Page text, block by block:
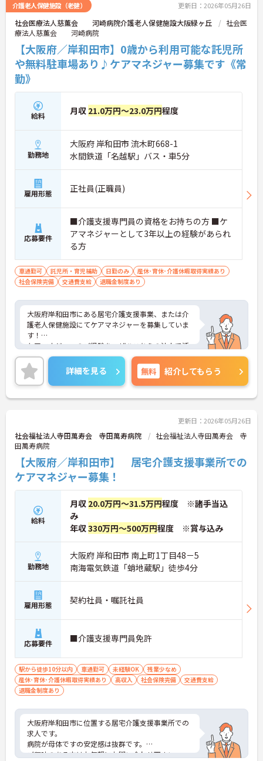
介護老人保健施設（老健） 更新日：2026年05月26日
社会医療法人慈薫会 河崎病院介護老人保健施設大阪緑ヶ丘
社会医
療法人慈薫会 河崎病院
【大阪府／岸和田市】0歳から利用可能な託児所
や無料駐車場あり♪ケアマネジャー募集です《常
勤》
給料 月収 21.0万円～23.0万円程度
勤務地
大阪府 岸和田市 流木町668-1
水間鉄道「名越駅」バス・車5分
雇用形態 正社員(正職員)
応募要件
■介護支援専門員の資格をお持ちの方 ■ケ
アマネジャーとして3年以上の経験があられ
る方
車通勤可 託児所・育児補助 日勤のみ
産休･育休･介護休暇取得実績あり
社会保険完備
交通費支給 退職金制度あり
大阪府岸和田市にある居宅介護支援事業、または介
護老人保健施設にてケアマネジャーを募集していま
す！
ケアマネジャーのご経験を、ぜひこちらの法人で活
かしてみませんか◎
ご興味ある方には、面接対策ポイントなど、詳細を
お話しいたしますのでお気軽にご相談ください。
詳細を見る 無料 紹介してもらう
更新日：2026年05月26日
社会福祉法人寺田萬寿会 寺田萬寿病院
社会福祉法人寺田萬寿会 寺
田萬寿病院
【大阪府／岸和田市】 居宅介護支援事業所での
ケアマネジャー募集！
給料
月収 20.0万円～31.5万円程度 ※諸手当込
み
年収330万円～500万円程度 ※賞与込み
勤務地
大阪府 岸和田市 南上町1丁目48－5
南海電気鉄道「蛸地蔵駅」徒歩4分
雇用形態 契約社員・嘱託社員
応募要件 ■介護支援専門員免許
駅から徒歩10分以内 車通勤可 未経験OK
残業少なめ
産休･育休･介護休暇取得実績あり
高収入 社会保険完備
交通費支給
退職金制度あり
大阪府岸和田市に位置する居宅介護支援事業所での
求人です。
病院が母体ですの安定感は抜群です。
ご興味のある方はお気軽にお問い合わせ下さい。